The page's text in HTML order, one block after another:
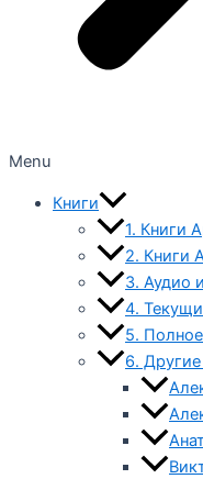
Menu
Книги
1. Книги
2. Книги
3. Аудио
4.
5.
6.